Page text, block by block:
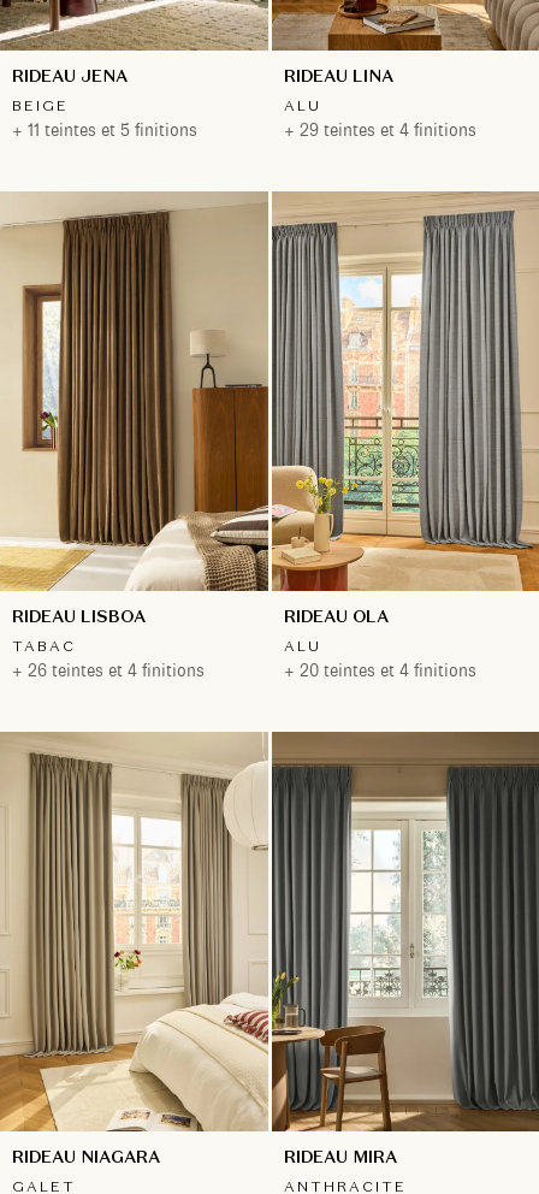
RIDEAU JENA
BEIGE
+ 11 teintes et 5 finitions
RIDEAU LINA
ALU
+ 29 teintes et 4 finitions
RIDEAU LISBOA
TABAC
+ 26 teintes et 4 finitions
RIDEAU OLA
ALU
+ 20 teintes et 4 finitions
RIDEAU NIAGARA
GALET
RIDEAU MIRA
ANTHRACITE